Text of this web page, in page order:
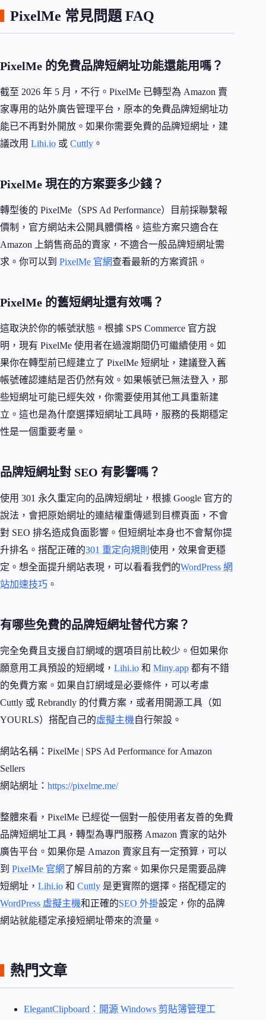
PixelMe 常見問題 FAQ
PixelMe 的免費品牌短網址功能還能用嗎？
截至 2026 年 5 月，不行。PixelMe 已轉型為 Amazon 賣
家專用的站外廣告管理平台，原本的免費品牌短網址功
能已不再對外開放。如果你需要免費的品牌短網址，建
議改用 Lihi.io 或 Cuttly 。
PixelMe 現在的方案要多少錢？
轉型後的 PixelMe（SPS Ad Performance）目前採聯繫報
價制，官方網站未公開具體價格。這些方案只適合在
Amazon 上銷售商品的賣家，不適合一般品牌短網址需
求。你可以到 PixelMe 官網查看最新的方案資訊。
PixelMe 的舊短網址還有效嗎？
這取決於你的帳號狀態。根據 SPS Commerce 官方說
明，現有 PixelMe 使用者在過渡期間仍可繼續使用。如
果你在轉型前已經建立了 PixelMe 短網址，建議登入舊
帳號確認連結是否仍然有效。如果帳號已無法登入，那
些短網址可能已經失效，你需要使用其他工具重新建
立。這也是為什麼選擇短網址工具時，服務的長期穩定
性是一個重要考量。
品牌短網址對 SEO 有影響嗎？
使用 301 永久重定向的品牌短網址，根據 Google 官方的
說法，會把原始網址的連結權重傳遞到目標頁面，不會
對 SEO 排名造成負面影響。但短網址本身也不會幫你提
升排名。搭配正確的301 重定向規則 使用，效果會更穩
定。想全面提升網站表現，可以看看我們的WordPress 網
站加速技巧 。
有哪些免費的品牌短網址替代方案？
完全免費且支援自訂網域的選項目前比較少。但如果你
願意用工具預設的短網域， Lihi.io 和 Miny.app 都有不錯
的免費方案。如果自訂網域是必要條件，可以考慮
Cuttly 或 Rebrandly 的付費方案，或者用開源工具（如
YOURLS）搭配自己的虛擬主機自行架設。
網站名稱：PixelMe | SPS Ad Performance for Amazon
Sellers
網站網址： https://pixelme.me/
整體來看，PixelMe 已經從一個對一般使用者友善的免費
品牌短網址工具，轉型為專門服務 Amazon 賣家的站外
廣告平台。如果你是 Amazon 賣家且有一定預算，可以
到 PixelMe 官網了解目前的方案。如果你只是需要品牌
短網址， Lihi.io 和 Cuttly 是更實際的選擇。搭配穩定的
WordPress 虛擬主機和正確的SEO 外掛設定，你的品牌
網站就能穩定承接短網址帶來的流量。
熱門文章
ElegantClipboard：開源 Windows 剪貼簿管理工